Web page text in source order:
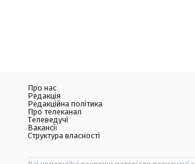
Про нас
Редакція
Редакційна політика
Про телеканал
Телеведучі
Вакансії
Структура власності